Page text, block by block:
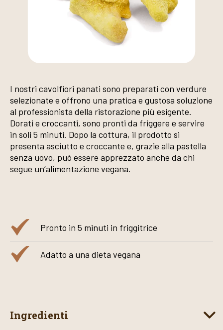
I nostri cavolfiori panati sono preparati con verdure
selezionate e offrono una pratica e gustosa soluzione
al professionista della ristorazione più esigente.
Dorati e croccanti, sono pronti da friggere e servire
in soli 5 minuti. Dopo la cottura, il prodotto si
presenta asciutto e croccante e, grazie alla pastella
senza uovo, può essere apprezzato anche da chi
segue un’alimentazione vegana.
Pronto in 5 minuti in friggitrice
Adatto a una dieta vegana
Ingredienti